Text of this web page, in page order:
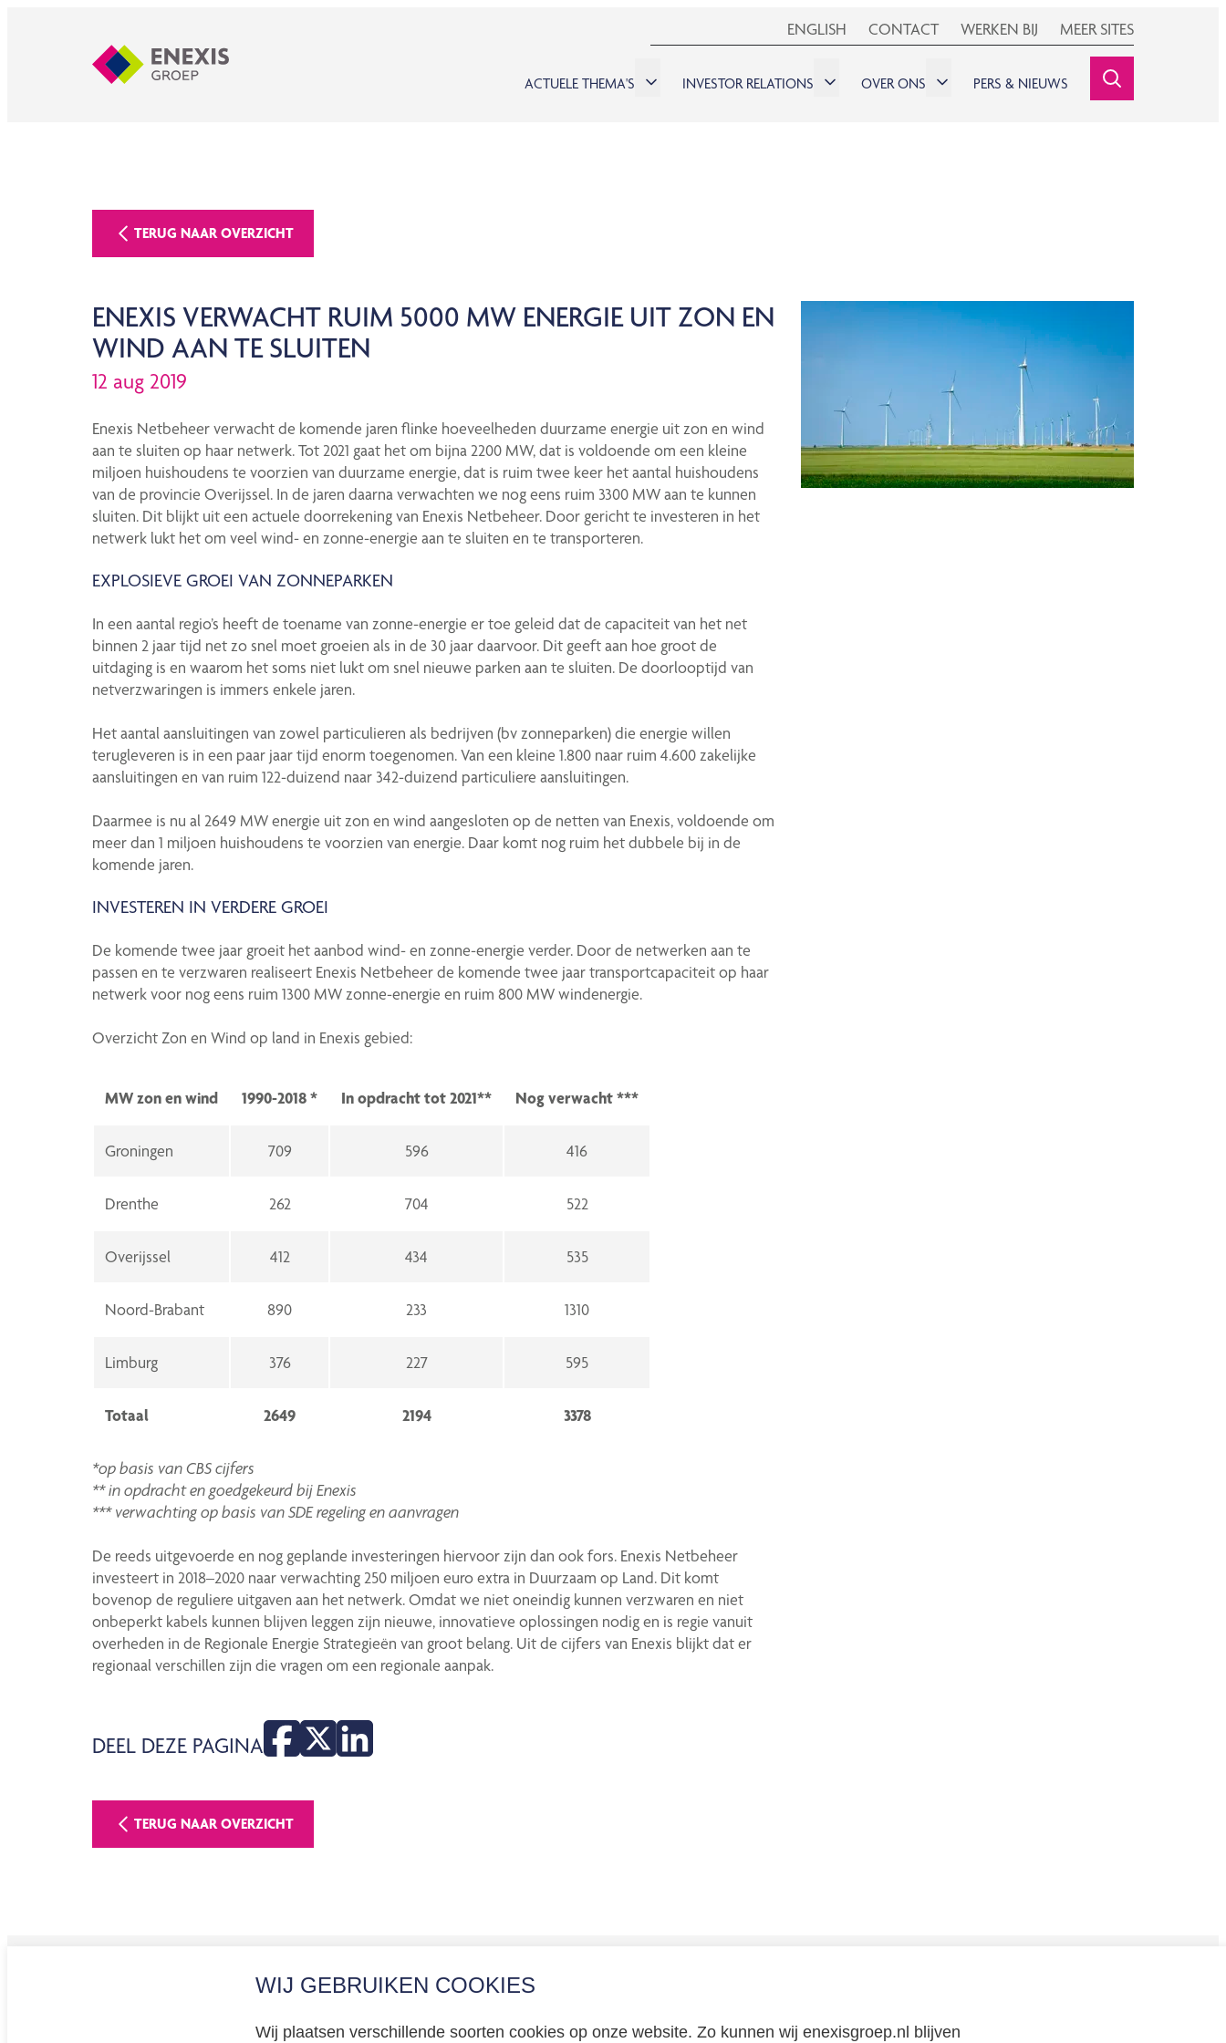
WIJ GEBRUIKEN COOKIES
Wij plaatsen verschillende soorten cookies op onze website. Zo kunnen wij enexisgroep.nl blijven
SEARCHINE
ACTUELE THEMA'S INVESTOR RELATIONS OVER ONS PERS & NIEUWS
ENGLISH CONTACT WERKEN BIJ MEER SITES
TERUG NAAR OVERZICHT
ENEXIS VERWACHT RUIM 5000 MW ENERGIE UIT ZON EN
WIND AAN TE SLUITEN
12 aug 2019
Enexis Netbeheer verwacht de komende jaren flinke hoeveelheden duurzame energie uit zon en wind
aan te sluiten op haar netwerk. Tot 2021 gaat het om bijna 2200 MW, dat is voldoende om een kleine
miljoen huishoudens te voorzien van duurzame energie, dat is ruim twee keer het aantal huishoudens
van de provincie Overijssel. In de jaren daarna verwachten we nog eens ruim 3300 MW aan te kunnen
sluiten. Dit blijkt uit een actuele doorrekening van Enexis Netbeheer. Door gericht te investeren in het
netwerk lukt het om veel wind- en zonne-energie aan te sluiten en te transporteren.
EXPLOSIEVE GROEI VAN ZONNEPARKEN
In een aantal regio’s heeft de toename van zonne-energie er toe geleid dat de capaciteit van het net
binnen 2 jaar tijd net zo snel moet groeien als in de 30 jaar daarvoor. Dit geeft aan hoe groot de
uitdaging is en waarom het soms niet lukt om snel nieuwe parken aan te sluiten. De doorlooptijd van
netverzwaringen is immers enkele jaren.
Het aantal aansluitingen van zowel particulieren als bedrijven (bv zonneparken) die energie willen
terugleveren is in een paar jaar tijd enorm toegenomen. Van een kleine 1.800 naar ruim 4.600 zakelijke
aansluitingen en van ruim 122-duizend naar 342-duizend particuliere aansluitingen.
Daarmee is nu al 2649 MW energie uit zon en wind aangesloten op de netten van Enexis, voldoende om
meer dan 1 miljoen huishoudens te voorzien van energie. Daar komt nog ruim het dubbele bij in de
komende jaren.
INVESTEREN IN VERDERE GROEI
De komende twee jaar groeit het aanbod wind- en zonne-energie verder. Door de netwerken aan te
passen en te verzwaren realiseert Enexis Netbeheer de komende twee jaar transportcapaciteit op haar
netwerk voor nog eens ruim 1300 MW zonne-energie en ruim 800 MW windenergie.
Overzicht Zon en Wind op land in Enexis gebied:
MW zon en wind 1990-2018 * In opdracht tot 2021** Nog verwacht ***
Groningen 709 596 416
Drenthe 262 704 522
Overijssel 412 434 535
Noord-Brabant 890 233 1310
Limburg 376 227 595
Totaal 2649 2194 3378
*op basis van CBS cijfers
** in opdracht en goedgekeurd bij Enexis
*** verwachting op basis van SDE regeling en aanvragen
De reeds uitgevoerde en nog geplande investeringen hiervoor zijn dan ook fors. Enexis Netbeheer
investeert in 2018–2020 naar verwachting 250 miljoen euro extra in Duurzaam op Land. Dit komt
bovenop de reguliere uitgaven aan het netwerk. Omdat we niet oneindig kunnen verzwaren en niet
onbeperkt kabels kunnen blijven leggen zijn nieuwe, innovatieve oplossingen nodig en is regie vanuit
overheden in de Regionale Energie Strategieën van groot belang. Uit de cijfers van Enexis blijkt dat er
regionaal verschillen zijn die vragen om een regionale aanpak.
DEEL DEZE PAGINA
TERUG NAAR OVERZICHT
Privacy
Neemcontact